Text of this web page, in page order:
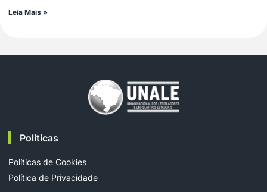
Leia Mais »
Políticas
Políticas de Cookies
Política de Privacidade